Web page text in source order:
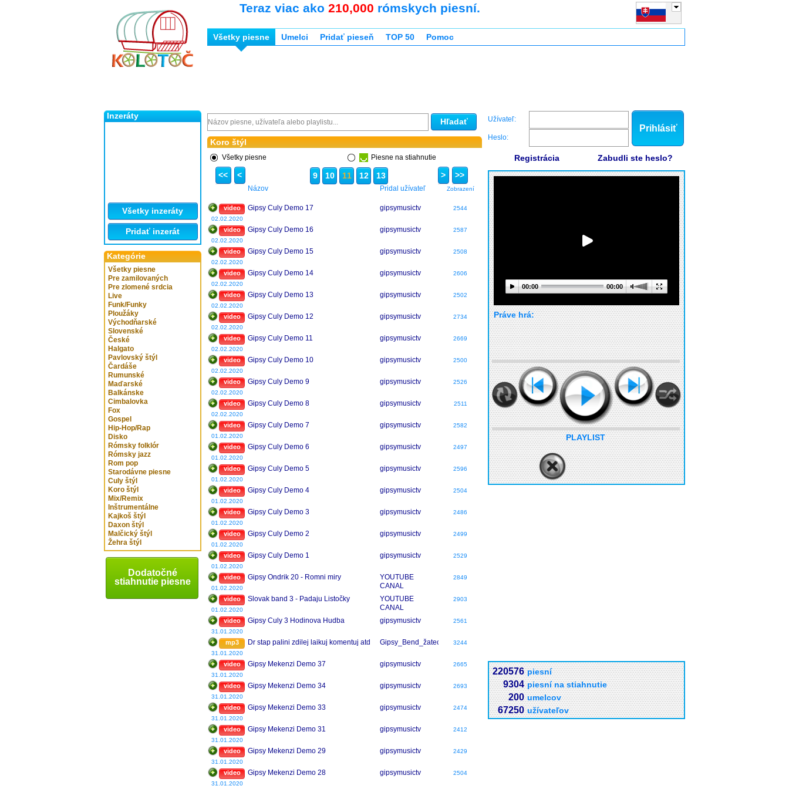
Inzeráty
Všetky inzeráty
Pridať inzerát
Kategórie
Všetky piesne
Pre zamilovaných
Pre zlomené srdcia
Live
Funk/Funky
Ploužáky
Východňarské
Slovenské
České
Halgato
Pavlovský štýl
Čardáše
Rumunské
Maďarské
Balkánske
Cimbalovka
Fox
Gospel
Hip-Hop/Rap
Disko
Rómsky folklór
Rómsky jazz
Rom pop
Starodávne piesne
Culy štýl
Koro štýl
Mix/Remix
Inštrumentálne
Kajkoš štýl
Daxon štýl
Malčický štýl
Žehra štýl
Dodatočné
stiahnutie piesne
Teraz viac ako 210,000 rómskych piesní.
Všetky piesne Umelci Pridať pieseň TOP 50 Pomoc
Hľadať
Koro štýl
Všetky piesne Piesne na stiahnutie
<< < 9 10 11 12 13 > >>
Názov Pridal užívateľ Zobrazení
video
02.02.2020
Gipsy Culy Demo 17 gipsymusictv 2544
video
02.02.2020
Gipsy Culy Demo 16 gipsymusictv 2587
video
02.02.2020
Gipsy Culy Demo 15 gipsymusictv 2508
video
02.02.2020
Gipsy Culy Demo 14 gipsymusictv 2606
video
02.02.2020
Gipsy Culy Demo 13 gipsymusictv 2502
video
02.02.2020
Gipsy Culy Demo 12 gipsymusictv 2734
video
02.02.2020
Gipsy Culy Demo 11 gipsymusictv 2669
video
02.02.2020
Gipsy Culy Demo 10 gipsymusictv 2500
video
02.02.2020
Gipsy Culy Demo 9 gipsymusictv 2526
video
02.02.2020
Gipsy Culy Demo 8 gipsymusictv 2511
video
01.02.2020
Gipsy Culy Demo 7 gipsymusictv 2582
video
01.02.2020
Gipsy Culy Demo 6 gipsymusictv 2497
video
01.02.2020
Gipsy Culy Demo 5 gipsymusictv 2596
video
01.02.2020
Gipsy Culy Demo 4 gipsymusictv 2504
video
01.02.2020
Gipsy Culy Demo 3 gipsymusictv 2486
video
01.02.2020
Gipsy Culy Demo 2 gipsymusictv 2499
video
01.02.2020
Gipsy Culy Demo 1 gipsymusictv 2529
video
01.02.2020
Gipsy Ondrik 20 - Romni miry
YOUTUBE
CANAL
2849
video
01.02.2020
Slovak band 3 - Padaju Listočky
YOUTUBE
CANAL
2903
video
31.01.2020
Gipsy Culy 3 Hodinova Hudba gipsymusictv 2561
mp3
31.01.2020
Dr stap palini zdilej laikuj komentuj atd Gipsy_Bend_žatec 3244
video
31.01.2020
Gipsy Mekenzi Demo 37 gipsymusictv 2665
video
31.01.2020
Gipsy Mekenzi Demo 34 gipsymusictv 2693
video
31.01.2020
Gipsy Mekenzi Demo 33 gipsymusictv 2474
video
31.01.2020
Gipsy Mekenzi Demo 31 gipsymusictv 2412
video
31.01.2020
Gipsy Mekenzi Demo 29 gipsymusictv 2429
video
31.01.2020
Gipsy Mekenzi Demo 28 gipsymusictv 2504
Užívateľ:
Heslo:
Prihlásiť
Registrácia Zabudli ste heslo?
00:00 00:00
Práve hrá:
PLAYLIST
220576 piesní
9304 piesní na stiahnutie
200 umelcov
67250 užívateľov